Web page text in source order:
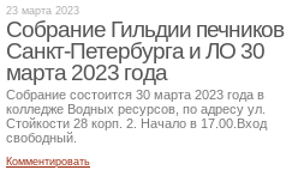
23 марта 2023
Собрание Гильдии печников
Санкт-Петербурга и ЛО 30
марта 2023 года
Собрание состоится 30 марта 2023 года в
колледже Водных ресурсов, по адресу ул.
Стойкости 28 корп. 2. Начало в 17.00.Вход
свободный.
Комментировать